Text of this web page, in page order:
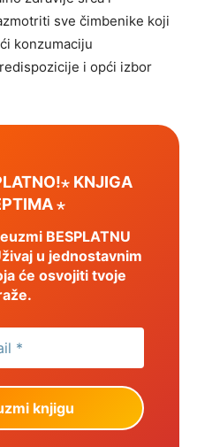
sve čimbenike koji
konzumaciju
i opći izbor
KNJIGA
⋆
BESPLATNU
u jednostavnim
će osvojiti tvoje